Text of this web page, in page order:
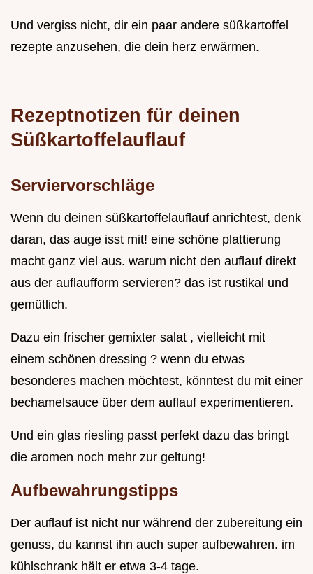
Und vergiss nicht, dir ein paar andere süßkartoffel
rezepte anzusehen, die dein herz erwärmen.
Rezeptnotizen für deinen
Süßkartoffelauflauf
Serviervorschläge
Wenn du deinen süßkartoffelauflauf anrichtest, denk
daran, das auge isst mit! eine schöne plattierung
macht ganz viel aus. warum nicht den auflauf direkt
aus der auflaufform servieren? das ist rustikal und
gemütlich.
Dazu ein frischer gemixter salat , vielleicht mit
einem schönen dressing ? wenn du etwas
besonderes machen möchtest, könntest du mit einer
bechamelsauce über dem auflauf experimentieren.
Und ein glas riesling passt perfekt dazu das bringt
die aromen noch mehr zur geltung!
Aufbewahrungstipps
Der auflauf ist nicht nur während der zubereitung ein
genuss, du kannst ihn auch super aufbewahren. im
kühlschrank hält er etwa 3-4 tage.